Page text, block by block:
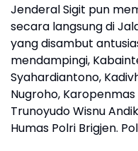
Jenderal Sigit pun
secara langsung di
yang disambut
mendampingi,
Syahardiantono,
Nugroho, Karopenmas
Trunoyudo Wisnu
Humas Polri Brigjen.